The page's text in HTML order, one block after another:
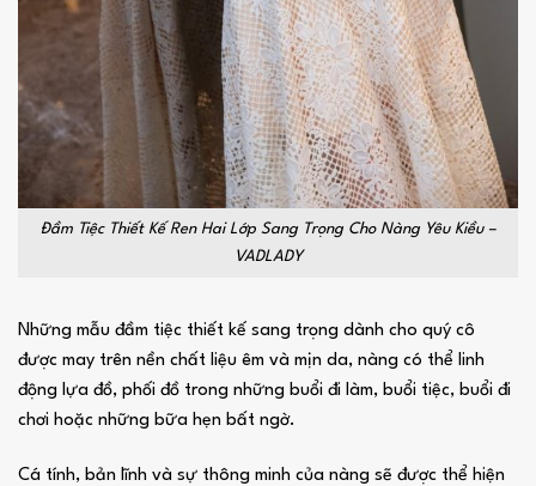
Đầm Tiệc Thiết Kế Ren Hai Lớp Sang Trọng Cho Nàng Yêu Kiều –
VADLADY
Những mẫu đầm tiệc thiết kế sang trọng dành cho quý cô
được may trên nền chất liệu êm và mịn da, nàng có thể linh
động lựa đồ, phối đồ trong những buổi đi làm, buổi tiệc, buổi đi
chơi hoặc những bữa hẹn bất ngờ.
Cá tính, bản lĩnh và sự thông minh của nàng sẽ được thể hiện